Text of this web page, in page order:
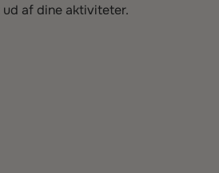
af dine aktiviteter.